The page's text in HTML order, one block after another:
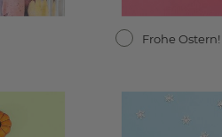
Frohe Ostern!